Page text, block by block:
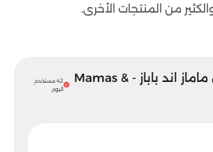
من المنتجات الأخرى.
أفضل عروض ماماز اند باباز - Mamas &
42 مستخدم
اليوم